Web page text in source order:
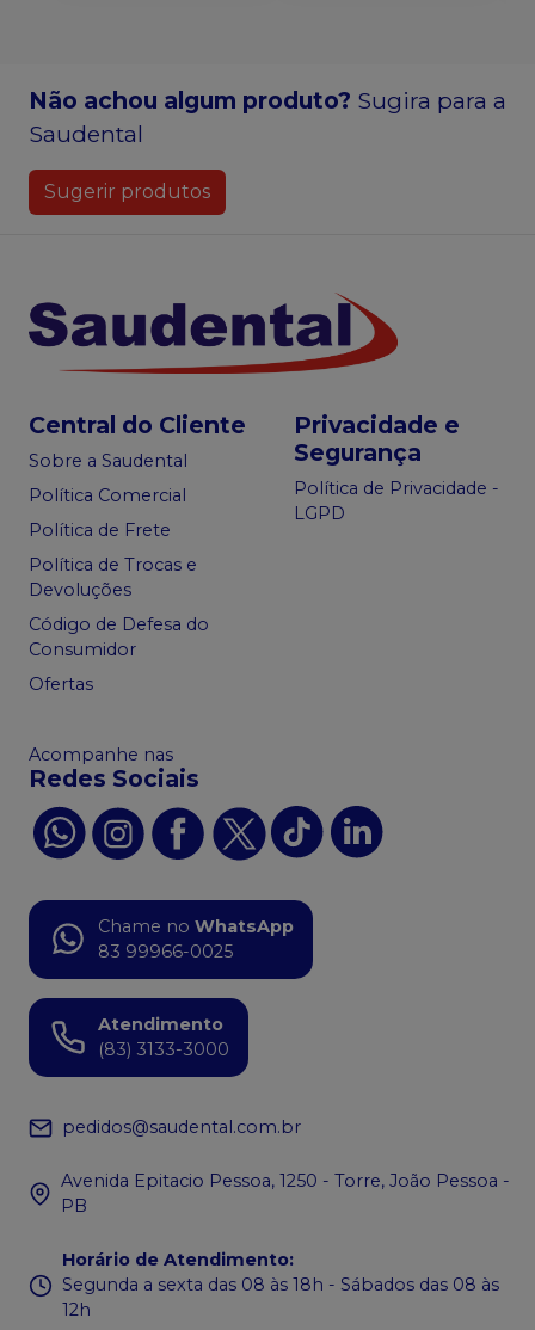
Não achou algum produto? Sugira para a
Saudental
Sugerir produtos
Central do Cliente
Sobre a Saudental
Política Comercial
Política de Frete
Política de Trocas e
Devoluções
Código de Defesa do
Consumidor
Ofertas
Privacidade e
Segurança
Política de Privacidade -
LGPD
Acompanhe nas
Redes Sociais
Chame no WhatsApp
83 99966-0025
Atendimento
(83) 3133-3000
pedidos@saudental.com.br
Avenida Epitacio Pessoa, 1250 - Torre, João Pessoa -
PB
Horário de Atendimento:
Segunda a sexta das 08 às 18h - Sábados das 08 às
12h